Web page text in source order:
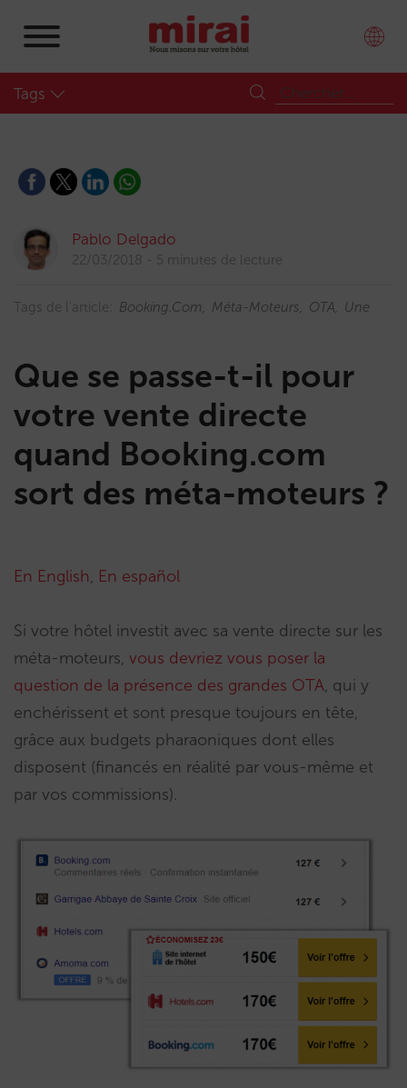
Tags
Pablo Delgado
22/03/2018 5 minutes de lecture
Tags de l'article: Booking.com Méta-Moteurs OTA Une
Que se passe-t-il pour
votre vente directe
quand Booking.com
sort des méta-moteurs ?
En English, En español
Si votre hôtel investit avec sa vente directe sur les
méta-moteurs, vous devriez vous poser la
question de la présence des grandes OTA, qui y
enchérissent et sont presque toujours en tête,
grâce aux budgets pharaoniques dont elles
disposent (financés en réalité par vous-même et
par vos commissions).